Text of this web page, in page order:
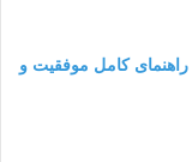
کامل موفقیت و